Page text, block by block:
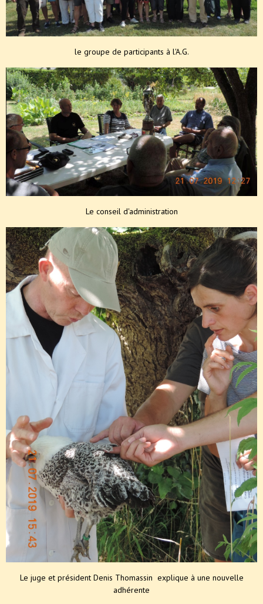
le groupe de participants à l'A.G.
Le conseil d'administration
Le juge et président Denis Thomassin explique à une nouvelle
adhérente